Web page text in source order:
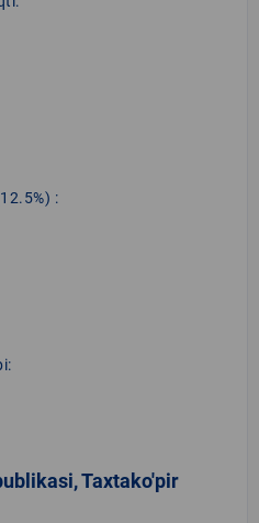
:
Taxtako'pir